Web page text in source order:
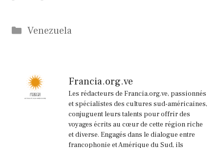
Catégories
Venezuela
Francia.org.ve
Les rédacteurs de Francia.org.ve, passionnés
et spécialistes des cultures sud-américaines,
conjuguent leurs talents pour offrir des
voyages écrits au cœur de cette région riche
et diverse. Engagés dans le dialogue entre
francophonie et Amérique du Sud, ils